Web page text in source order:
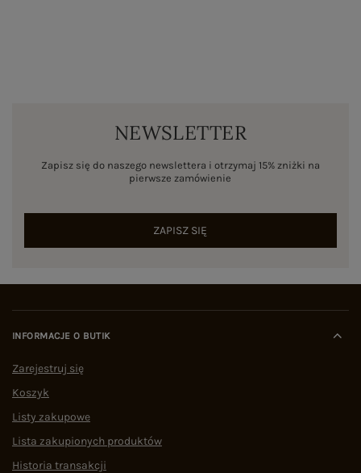
NEWSLETTER
Zapisz się do naszego newslettera i otrzymaj 15% zniżki na
pierwsze zamówienie
ZAPISZ SIĘ
INFORMACJE O BUTIK
Zarejestruj się
Koszyk
Listy zakupowe
Lista zakupionych produktów
Historia transakcji